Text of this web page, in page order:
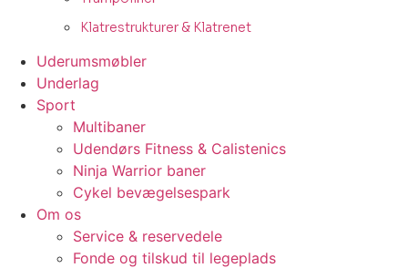
Klatrestrukturer & Klatrenet
Uderumsmøbler
Underlag
Sport
Multibaner
Udendørs Fitness & Calistenics
Ninja Warrior baner
Cykel bevægelsespark
Om os
Service & reservedele
Fonde og tilskud til legeplads